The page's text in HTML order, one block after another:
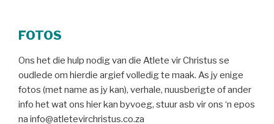
FOTOS
Ons het die hulp nodig van die Atlete vir Christus se
oudlede om hierdie argief volledig te maak. As jy enige
fotos (met name as jy kan), verhale, nuusberigte of ander
info het wat ons hier kan byvoeg, stuur asb vir ons ‘n epos
na info@atletevirchristus.co.za